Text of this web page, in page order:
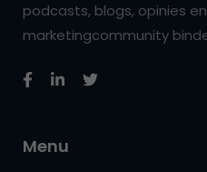
podcasts, blogs, opinies
marketingcommunity
Menu